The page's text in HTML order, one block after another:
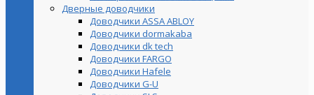
Дверные доводчики
Доводчики ASSA ABLOY
Доводчики dormakaba
Доводчики dk tech
Доводчики FARGO
Доводчики Hafele
Доводчики G-U